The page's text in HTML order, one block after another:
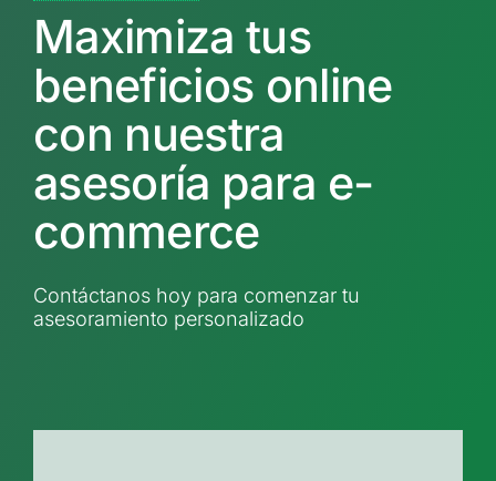
Maximiza tus
beneficios online
con nuestra
asesoría para e-
commerce
Contáctanos hoy para comenzar tu
asesoramiento personalizado